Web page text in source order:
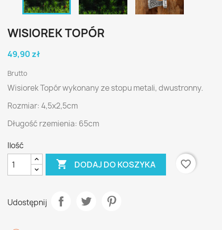
WISIOREK TOPÓR
49,90 zł
Brutto
Wisiorek Topór wykonany ze stopu metali, dwustronny.
Rozmiar: 4,5x2,5cm
Długość rzemienia: 65cm
Ilość
 DODAJ DO KOSZYKA favorite_border
Udostępnij